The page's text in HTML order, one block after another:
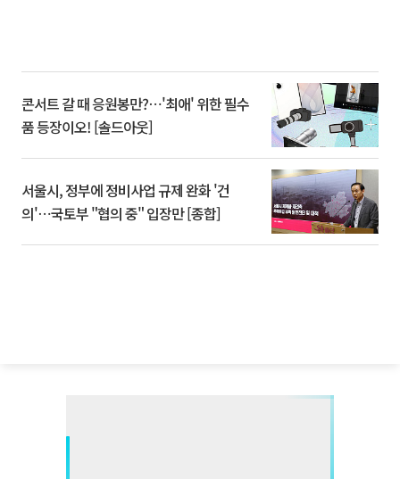
콘서트 갈 때 응원봉만?⋯'최애' 위한 필수
품 등장이오! [솔드아웃]
서울시, 정부에 정비사업 규제 완화 '건
의'⋯국토부 "협의 중" 입장만 [종합]